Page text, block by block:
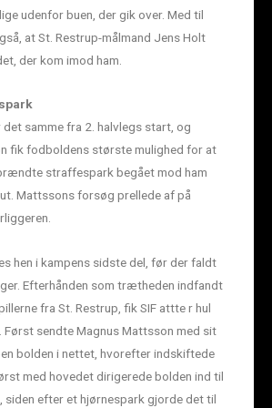
udenfor buen, der gik over. Med til
at St. Restrup-målmand Jens Holt
der kom imod ham.
samme fra 2. halvlegs start, og
fik fodboldens største mulighed for at
straffespark begået mod ham
Mattssons forsøg prellede af på
hen i kampens sidste del, før der faldt
Efterhånden som trætheden indfandt
fra St. Restrup, fik SIF attte r hul
Først sendte Magnus Mattsson med sit
bolden i nettet, hvorefter indskiftede
med hovedet dirigerede bolden ind til
siden efter et hjørnespark gjorde det til